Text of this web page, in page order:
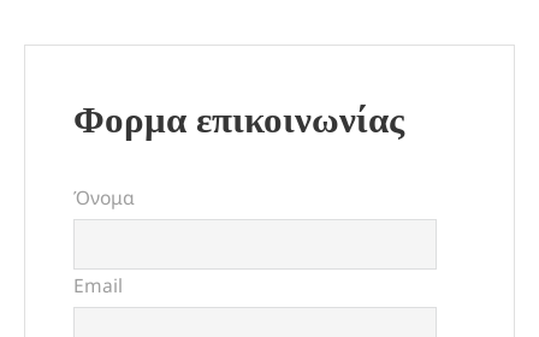
Φορμα επικοινωνίας
Όνομα
Email